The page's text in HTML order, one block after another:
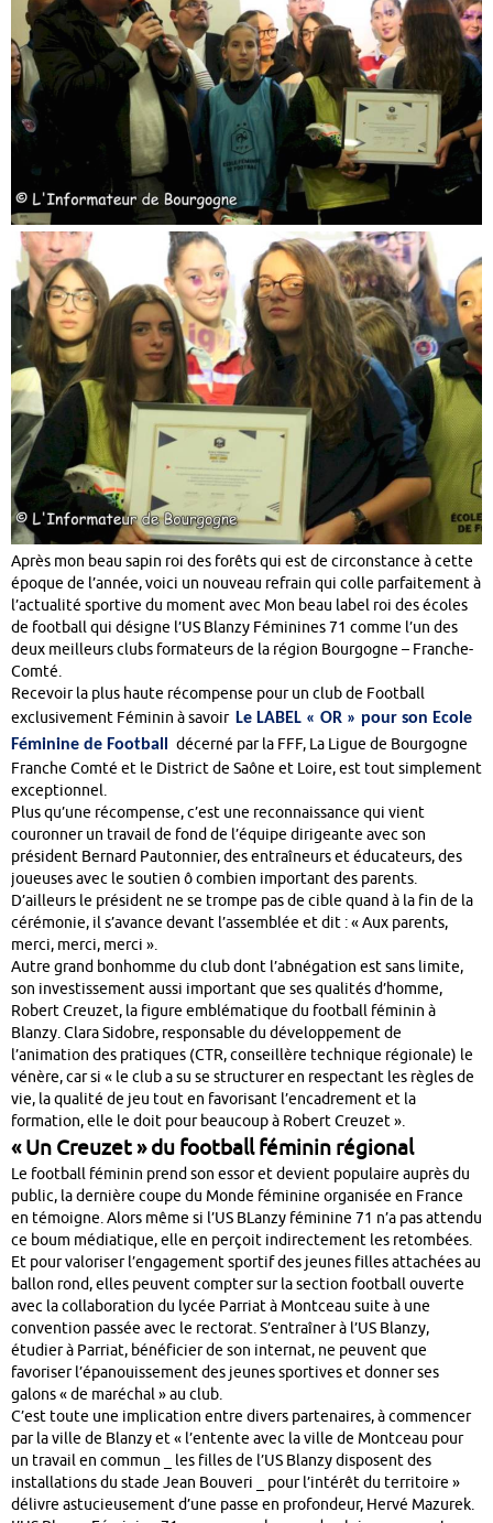
Après mon beau sapin roi des forêts qui est de circonstance à cette
époque de l’année, voici un nouveau refrain qui colle parfaitement à
l’actualité sportive du moment avec Mon beau label roi des écoles
de football qui désigne l’US Blanzy Féminines 71 comme l’un des
deux meilleurs clubs formateurs de la région Bourgogne – Franche-
Comté.
Recevoirla plus haute récompense pour un club de Football
exclusivement Féminin à savoir Le LABEL « OR » pour son Ecole
Féminine de Football décerné par la FFF, La Ligue de Bourgogne
Franche Comté et le District de Saône et Loire, est tout simplement
exceptionnel.
Plus qu’une récompense, c’est une reconnaissance qui vient
couronner un travail de fond de l’équipe dirigeante avec son
président Bernard Pautonnier, des entraîneurs et éducateurs, des
joueuses avec le soutien ô combien important des parents.
D’ailleurs le président ne se trompe pas de cible quand à la fin de la
cérémonie, il s’avance devant l’assemblée et dit : « Aux parents,
merci, merci, merci ».
Autre grand bonhomme du club dont l’abnégation est sans limite,
son investissement aussi important que ses qualités d’homme,
Robert Creuzet, la figure emblématique du football féminin à
Blanzy. Clara Sidobre, responsable du développement de
l’animation des pratiques (CTR, conseillère technique régionale) le
vénère, car si « le club a su se structurer en respectant les règles de
vie, la qualité de jeu tout en favorisant l’encadrement et la
formation, elle le doit pour beaucoup à Robert Creuzet ».
« Un Creuzet » du football féminin régional
Le football féminin prend son essor et devient populaire auprès du
public, la dernière coupe du Monde féminine organisée en France
en témoigne. Alors même si l’US BLanzy féminine 71 n’a pas attendu
ce boum médiatique, elle en perçoit indirectement les retombées.
Et pour valoriser l’engagement sportif des jeunes filles attachées au
ballon rond, elles peuvent compter sur la section football ouverte
avec la collaboration du lycée Parriat à Montceau suite à une
convention passée avec le rectorat. S’entraîner à l’US Blanzy,
étudier à Parriat, bénéficier de son internat, ne peuvent que
favoriser l’épanouissement des jeunes sportives et donner ses
galons « de maréchal » au club.
C’est toute une implication entre divers partenaires, à commencer
par la ville de Blanzy et « l’entente avec la ville de Montceau pour
un travail en commun _ les filles de l’US Blanzy disposent des
installations du stade Jean Bouveri _ pour l’intérêt du territoire »
délivre astucieusement d’une passe en profondeur, Hervé Mazurek.